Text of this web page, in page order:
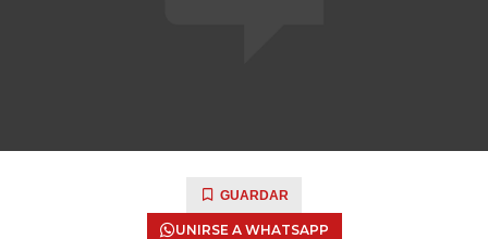
GUARDAR
UNIRSE A WHATSAPP